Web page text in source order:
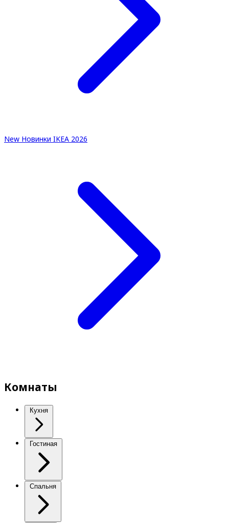
New Новинки IKEA 2026
Комнаты
Кухня
Гостиная
Спальня